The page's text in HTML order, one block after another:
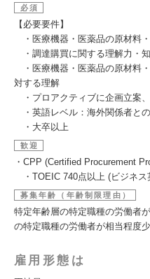
必須
【必要要件】
・医療機器・医薬品の原材料
・調達購買に関する理解力・
・医療機器・医薬品の原材料
対する理解
・プロアクティブに企画立案
・英語レベル：海外関係者と
・大卒以上
歓迎
・CPP (Certified Procurement
・TOEIC 740点以上 (ビジネス
募集年齢（年齢制限理由）
特定年齢層の特定職種の労働者
の特定職種の労働者が相当程度少
雇用形態は